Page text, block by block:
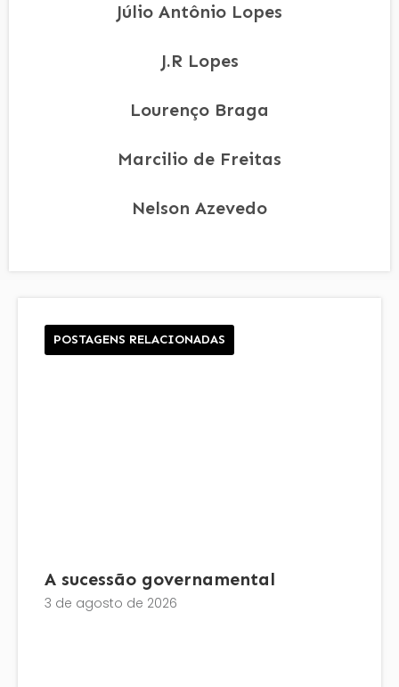
Júlio Antônio Lopes
J.R Lopes
Lourenço Braga
Marcilio de Freitas
Nelson Azevedo
POSTAGENS RELACIONADAS
A sucessão governamental
3 de agosto de 2026